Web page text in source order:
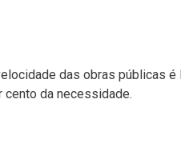
das obras públicas é
da necessidade.